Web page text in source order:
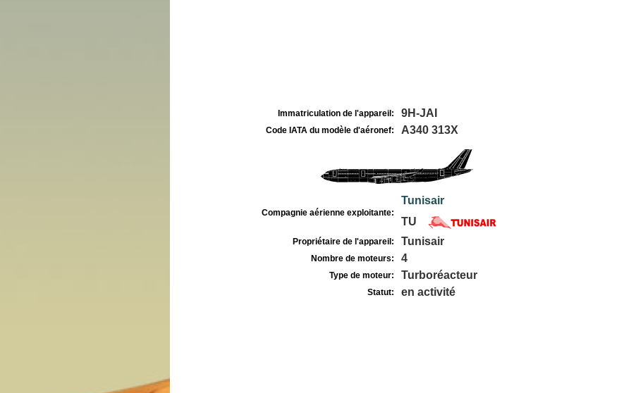
Immatriculation de l'appareil: 9H-JAI
Code IATA du modèle d'aéronef: A340 313X
Compagnie aérienne exploitante:
Tunisair
TU
Propriétaire de l'appareil: Tunisair
Nombre de moteurs: 4
Type de moteur: Turboréacteur
Statut: en activité